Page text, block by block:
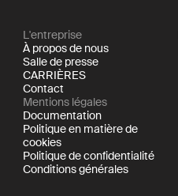
L'entreprise
À propos de nous
Salle de presse
CARRIÈRES
Contact
Mentions légales
Documentation
Politique en matière de
cookies
Politique de confidentialité
Conditions générales